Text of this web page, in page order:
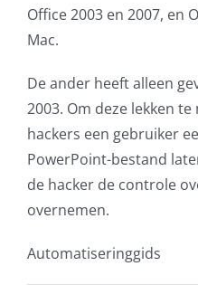
Office 2003 en 2007, en
Mac.
De ander heeft alleen
2003. Om deze lekken
hackers een gebruiker
PowerPoint-bestand
de hacker de controle
overnemen.
Automatiseringgids